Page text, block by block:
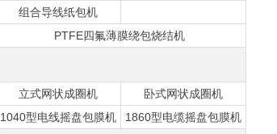
组合导线纸包机
PTFE四氟薄膜绕包烧结机
立式网状成圈机
卧式网状成圈机
1040型电线摇盘包膜机 1860型电缆摇盘包膜机